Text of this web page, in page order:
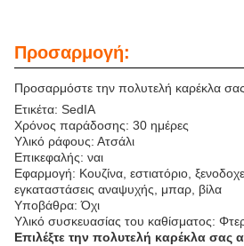
Προσαρμογή:
Προσαρμόστε την πολυτελή καρέκλα σας
Ετικέτα: SedIA
Χρόνος παράδοσης: 30 ημέρες
Υλικό ράφους: Ατσάλι
Επικεφαλής: ναι
Εφαρμογή: Κουζίνα, εστιατόριο,
εγκαταστάσεις αναψυχής, μπαρ, βίλα
Υποβάθρα: Όχι
Υλικό συσκευασίας του καθίσματος:
Επιλέξτε την πολυτελή καρέκλα σας